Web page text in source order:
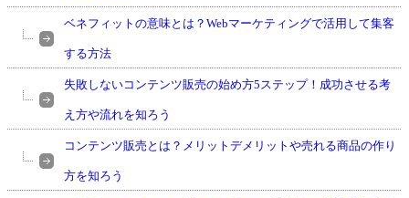
ベネフィットの意味とは？Webマーケティングで活用して集客
する方法
失敗しないコンテンツ販売の始め方5ステップ！成功させる考
え方や流れを知ろう
コンテンツ販売とは？メリットデメリットや売れる商品の作り
方を知ろう